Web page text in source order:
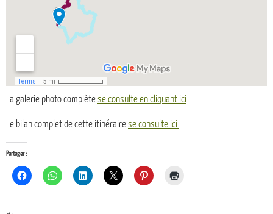
La galerie photo complètese consulte en cliquant ici.
Le bilan complet de cette itinérairese consulte ici.
Partager :